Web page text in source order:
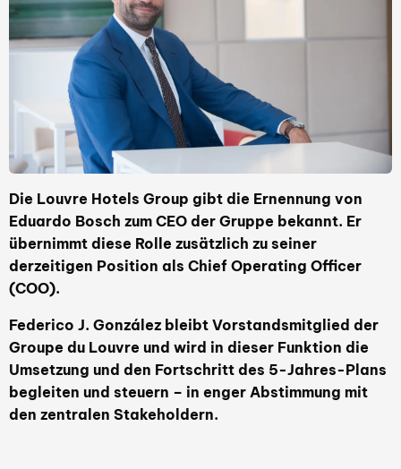
Die Louvre Hotels Group gibt die Ernennung von
Eduardo Bosch zum CEO der Gruppe bekannt. Er
übernimmt diese Rolle zusätzlich zu seiner
derzeitigen Position als Chief Operating Officer
(COO).
Federico J. González bleibt Vorstandsmitglied der
Groupe du Louvre und wird in dieser Funktion die
Umsetzung und den Fortschritt des 5-Jahres-Plans
begleiten und steuern – in enger Abstimmung mit
den zentralen Stakeholdern.